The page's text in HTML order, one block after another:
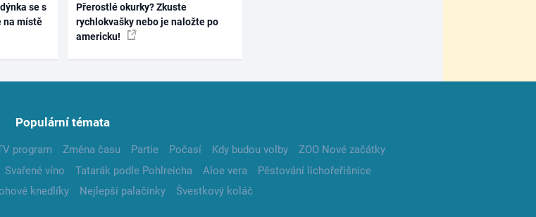
se s
na místě
Přerostlé okurky? Zkuste
rychlokvašky nebo je naložte po
americku!
Populární témata
program Změna času Partie Počasí Kdy budou volby
ZOO Nové začátky
Svařené víno Tatarák podle Pohlreicha Aloe vera
Pěstování lichořeřišnice
knedlíky Nejlepší palačinky Švestkový koláč